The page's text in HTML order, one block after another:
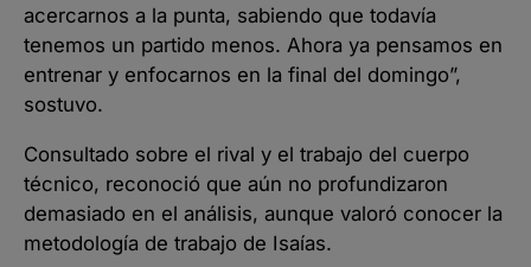
acercarnos a la punta, sabiendo que todavía
tenemos un partido menos. Ahora ya pensamos en
entrenar y enfocarnos en la final del domingo”,
sostuvo.
Consultado sobre el rival y el trabajo del cuerpo
técnico, reconoció que aún no profundizaron
demasiado en el análisis, aunque valoró conocer la
metodología de trabajo de Isaías.